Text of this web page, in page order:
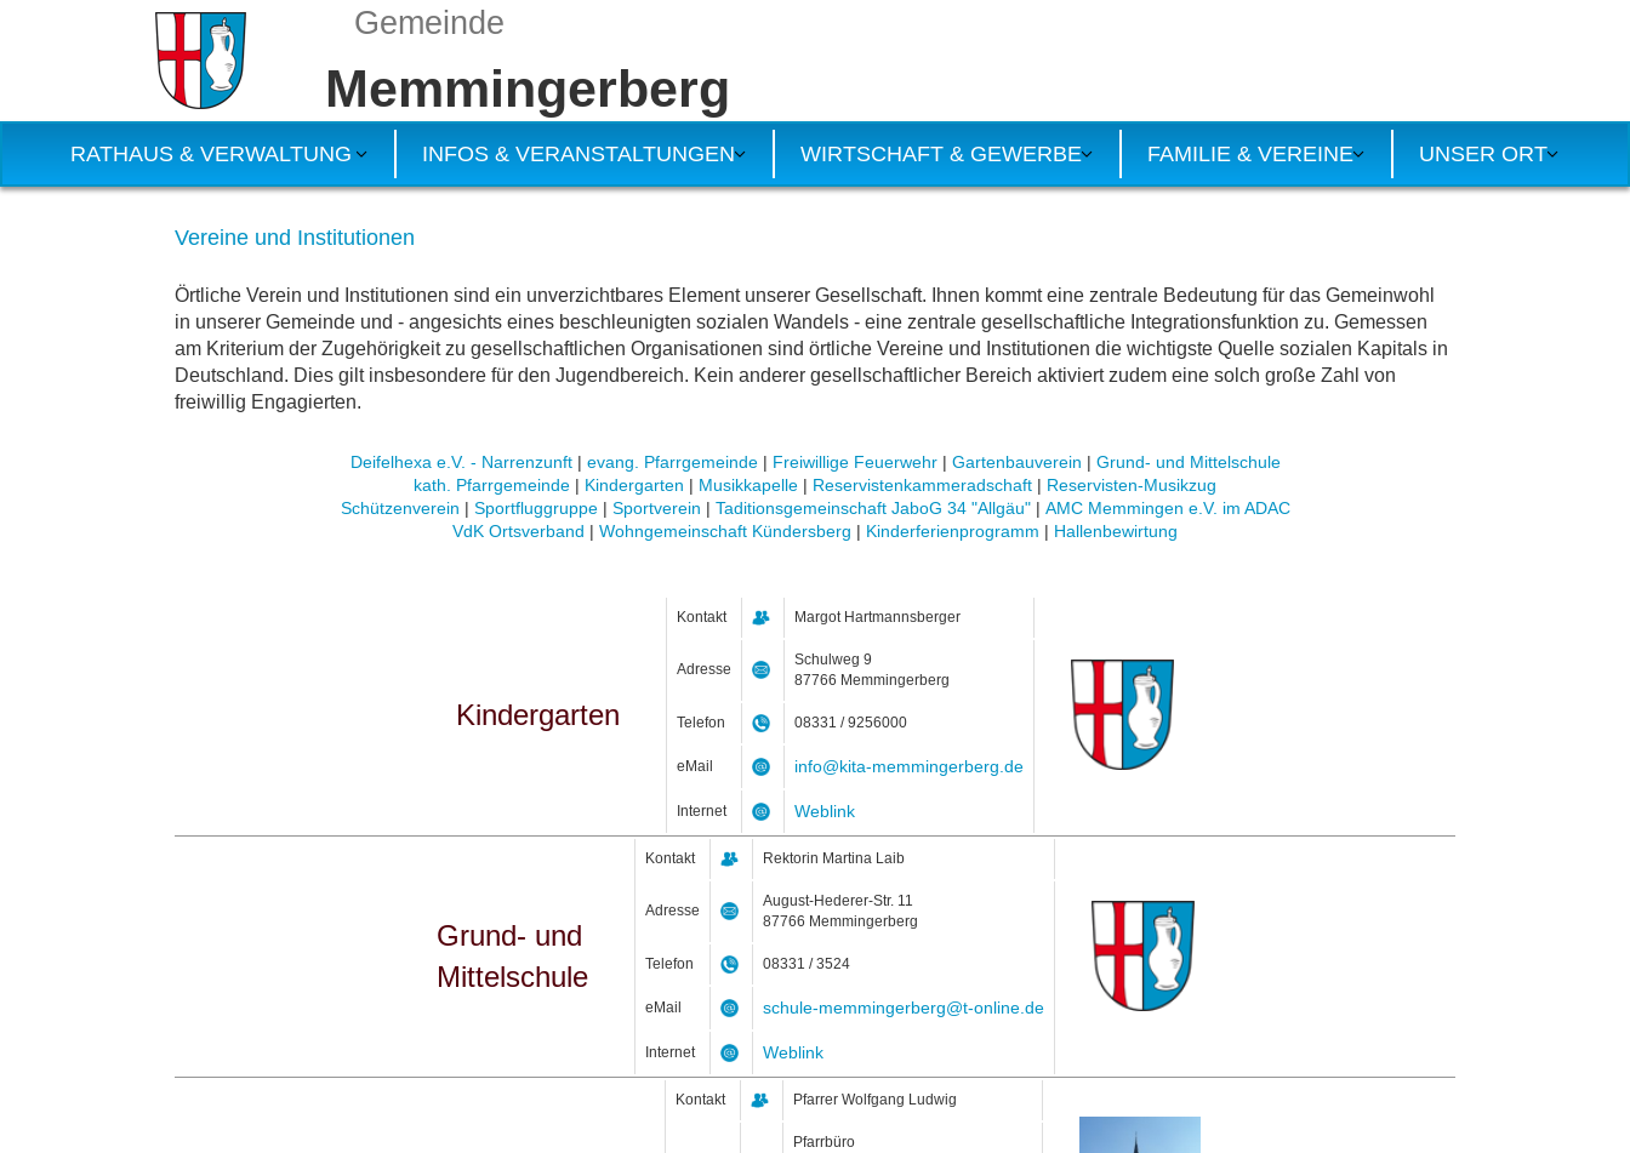
Gemeinde
Memmingerberg
RATHAUS & VERWALTUNG INFOS & VERANSTALTUNGEN WIRTSCHAFT & GEWERBE FAMILIE & VEREINE UNSER ORT
Vereine und Institutionen
Örtliche Verein und Institutionen sind ein unverzichtbares Element unserer Gesellschaft. Ihnen kommt eine zentrale Bedeutung für das Gemeinwohl
in unserer Gemeinde und - angesichts eines beschleunigten sozialen Wandels - eine zentrale gesellschaftliche Integrationsfunktion zu. Gemessen
am Kriterium der Zugehörigkeit zu gesellschaftlichen Organisationen sind örtliche Vereine und Institutionen die wichtigste Quelle sozialen Kapitals in
Deutschland. Dies gilt insbesondere für den Jugendbereich. Kein anderer gesellschaftlicher Bereich aktiviert zudem eine solch große Zahl von
freiwillig Engagierten.
Deifelhexa e.V. - Narrenzunft| evang. Pfarrgemeinde| Freiwillige Feuerwehr| Gartenbauverein | Grund- und Mittelschule
kath. Pfarrgemeinde | Kindergarten | Musikkapelle | Reservistenkammeradschaft | Reservisten-Musikzug
Schützenverein | Sportfluggruppe| Sportverein | Taditionsgemeinschaft JaboG 34 "Allgäu"| AMC Memmingen e.V. im ADAC
VdK Ortsverband | Wohngemeinschaft Kündersberg | Kinderferienprogramm | Hallenbewirtung
Kindergarten
Kontakt Margot Hartmannsberger
Adresse
Schulweg 9
87766 Memmingerberg
Telefon 08331 / 9256000
eMail info@kita-memmingerberg.de
Internet Weblink
Grund- und
Mittelschule
Kontakt Rektorin Martina Laib
Adresse
August-Hederer-Str. 11
87766 Memmingerberg
Telefon 08331 / 3524
eMail schule-memmingerberg@t-online.de
Internet Weblink
Kontakt Pfarrer Wolfgang Ludwig
Pfarrbüro